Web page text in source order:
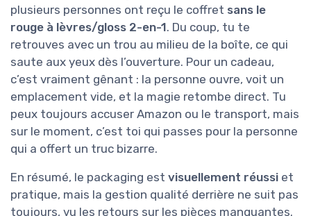
plusieurs personnes ont reçu le coffret sans le
rouge à lèvres/gloss 2-en-1. Du coup, tu te
retrouves avec un trou au milieu de la boîte, ce qui
saute aux yeux dès l’ouverture. Pour un cadeau,
c’est vraiment gênant : la personne ouvre, voit un
emplacement vide, et la magie retombe direct. Tu
peux toujours accuser Amazon ou le transport, mais
sur le moment, c’est toi qui passes pour la personne
qui a offert un truc bizarre.
En résumé, le packaging est visuellement réussi et
pratique, mais la gestion qualité derrière ne suit pas
toujours, vu les retours sur les pièces manquantes.